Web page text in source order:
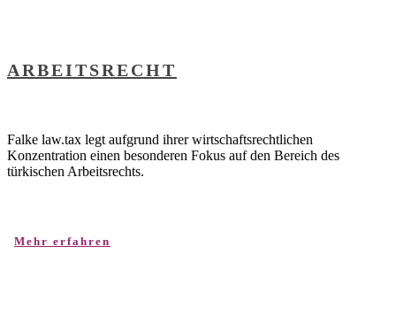
ARBEITSRECHT
Falke law.tax legt aufgrund ihrer wirtschaftsrechtlichen
Konzentration einen besonderen Fokus auf den Bereich des
türkischen Arbeitsrechts.
Mehr erfahren